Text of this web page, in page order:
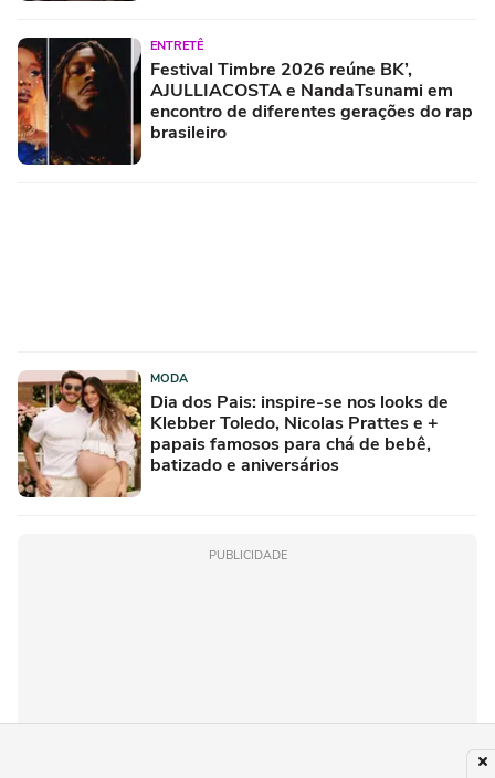
ENTRETÊ
Festival Timbre 2026 reúne BK’,
AJULLIACOSTA e NandaTsunami em
encontro de diferentes gerações do rap
brasileiro
MODA
Dia dos Pais: inspire-se nos looks de
Klebber Toledo, Nicolas Prattes e +
papais famosos para chá de bebê,
batizado e aniversários
PUBLICIDADE